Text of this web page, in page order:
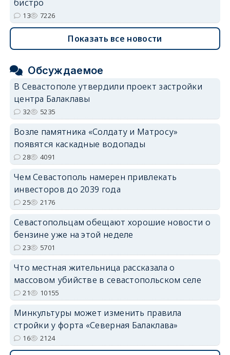
бистро
13 7226
Показать все новости
Обсуждаемое
В Севастополе утвердили проект застройки
центра Балаклавы
32 5235
Возле памятника «Солдату и Матросу»
появятся каскадные водопады
28 4091
Чем Севастополь намерен привлекать
инвесторов до 2039 года
25 2176
Севастопольцам обещают хорошие новости о
бензине уже на этой неделе
23 5701
Что местная жительница рассказала о
массовом убийстве в севастопольском селе
21 10155
Минкультуры может изменить правила
стройки у форта «Северная Балаклава»
16 2124